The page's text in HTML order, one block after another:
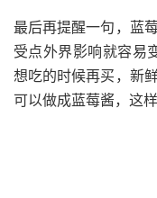
最后再提醒一句，蓝
受点外界影响就容易
想吃的时候再买，新
可以做成蓝莓酱，这